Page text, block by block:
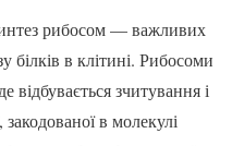
рибосом — важливих
білків в клітині. Рибосоми
зчитування і
в молекулі